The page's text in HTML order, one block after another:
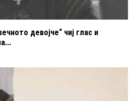
девојче“ чиј глас и